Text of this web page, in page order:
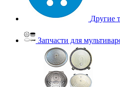
Другие
Запчасти для